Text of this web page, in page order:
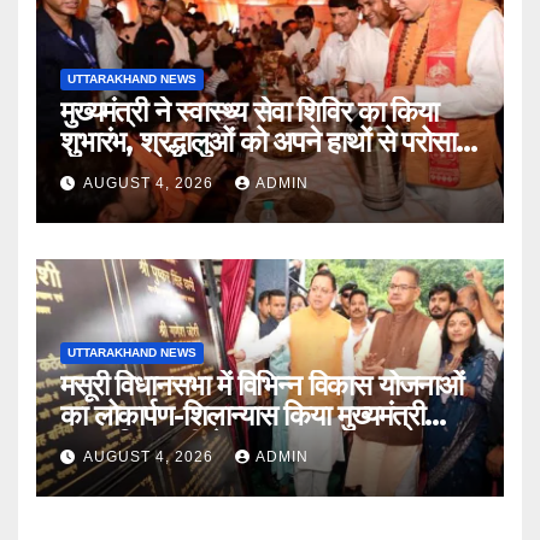
UTTARAKHAND NEWS
मुख्यमंत्री ने स्वास्थ्य सेवा शिविर का किया
शुभारंभ, श्रद्धालुओं को अपने हाथों से परोसा
भोजन
AUGUST 4, 2026 ADMIN
UTTARAKHAND NEWS
मसूरी विधानसभा में विभिन्न विकास योजनाओं
का लोकार्पण-शिलान्यास किया मुख्यमंत्री
पुष्कर सिंह धामी ने
AUGUST 4, 2026 ADMIN